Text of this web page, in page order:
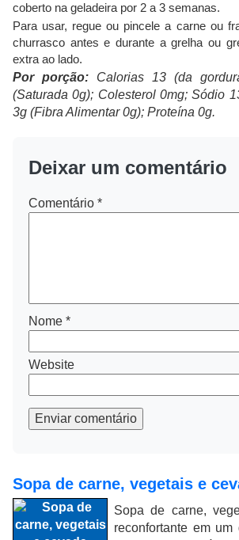
coberto na geladeira por 2 a 3 semanas.
Para usar, regue ou pincele a carne ou
churrasco antes e durante a grelha ou
extra ao lado.
Por porção: Calorias 13 (da
(Saturada 0g); Colesterol 0mg; Sódio
3g (Fibra Alimentar 0g); Proteína 0g.
Deixar um comentário
Comentário *
Nome *
Website
Enviar comentário
Sopa de carne, vegetais e
Sopa de carne,
reconfortante em um